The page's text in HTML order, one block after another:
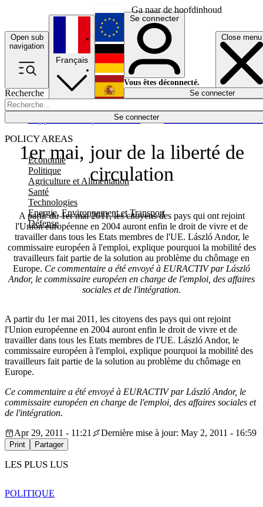
Ga naar de hoofdinhoud
Open sub
navigation
Close menu
Recherche
Se connecter
POLICY AREAS
Economie
Politique
Agriculture et Alimentation
Santé
Technologies
Energie, Environnement et Transport
Défense
Économie
Français
English
Deutsch
Español
Se connecter
Vous êtes déconnecté.
Se connecter
1er mai, jour de la liberté de
circulation
A partir du 1er mai 2011, les citoyens des pays qui ont rejoint
l'Union européenne en 2004 auront enfin le droit de vivre et de
travailler dans tous les Etats membres de l'UE. László Andor, le
commissaire européen à l'emploi, explique pourquoi la mobilité des
travailleurs fait partie de la solution au problème du chômage en
Europe. Ce commentaire a été envoyé à EURACTIV par László
Andor, le commissaire européen en charge de l'emploi, des affaires
sociales et de l'intégration.
A partir du 1er mai 2011, les citoyens des pays qui ont rejoint
l'Union européenne en 2004 auront enfin le droit de vivre et de
travailler dans tous les Etats membres de l'UE. László Andor, le
commissaire européen à l'emploi, explique pourquoi la mobilité des
travailleurs fait partie de la solution au problème du chômage en
Europe.
Ce commentaire a été envoyé à EURACTIV par László Andor, le
commissaire européen en charge de l'emploi, des affaires sociales et
de l'intégration.
Apr 29, 2011 - 11:21
Dernière mise à jour: May 2, 2011 - 16:59
Print Partager
LES PLUS LUS
POLITIQUE